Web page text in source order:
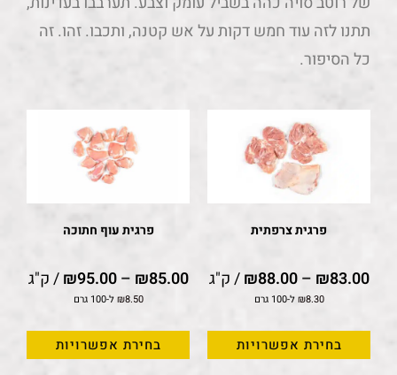
תתנו לזה עוד חמש דקות על אש קטנה, ותכבו. זהו. זה
כל הסיפור.
פרגית צרפתית
₪83.00
–
₪88.00 / ק"ג
₪8.30 ל-100 גרם
בחירת אפשרויות
פרגית עוף חתוכה
₪85.00
–
₪95.00 / ק"ג
₪8.50 ל-100 גרם
בחירת אפשרויות